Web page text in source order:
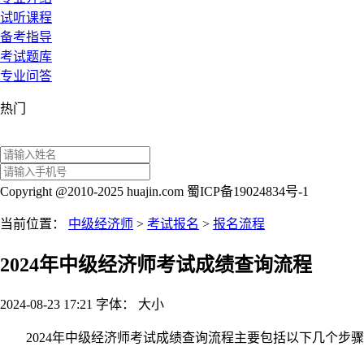
试听课程
备考指导
考试题库
专业问答
热门
Copyright @2010-2025 huajin.com 蜀ICP备19024834号-1
当前位置： 中级经济师 > 考试报名 > 报名流程
2024年中级经济师考试成绩查询流程
2024-08-23 17:21 字体： 大小
2024年中级经济师考试成绩查询流程主要包括以下几个步